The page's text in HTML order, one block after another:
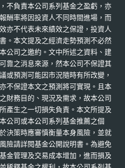
不負責本公司系列基金之盈虧，亦
酬率將因投資人不同時間進場，而
亦不代表未來績效之保證，投資人
。本文提及之經濟走勢預測不必然
公司之邀約。文中所述之資料、建
靠之消息來源，然本公司不保證其
或預測可能因市況隨時有所改變，
不保證本文之預測將可實現。且本
財務目的、現況及需求，故本公司
產生之一切損失負責。本文所提及
公司或本公司系列基金推薦之個
決策時應審慎衡量本身風險，並就
險請詳閱基金公開說明書。為避免
金管理及交易成本增加，進而損及